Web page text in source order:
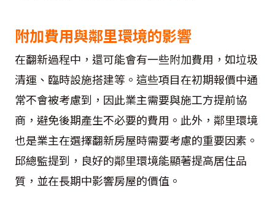
附加費用與鄰里環境的影響
在翻新過程中，還可能會有一些附加費用，如垃圾
清運、臨時設施搭建等。這些項目在初期報價中通
常不會被考慮到，因此業主需要與施工方提前協
商，避免後期產生不必要的費用。此外，鄰里環境
也是業主在選擇翻新房屋時需要考慮的重要因素。
邱總監提到，良好的鄰里環境能顯著提高居住品
質，並在長期中影響房屋的價值。